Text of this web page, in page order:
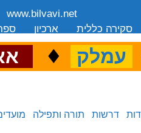
www.bilvavi.net
ארכיון סקירה כללית
עמלק ♦
דרשות תורה ותפילה